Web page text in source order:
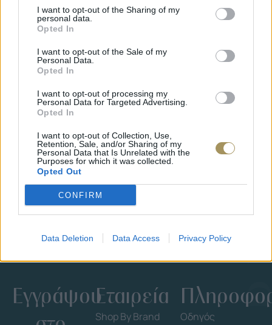
I want to opt-out of the Sharing of my
personal data.
Opted In
I want to opt-out of the Sale of my
Personal Data.
Opted In
I want to opt-out of processing my
Personal Data for Targeted Advertising.
Opted In
I want to opt-out of Collection, Use,
Retention, Sale, and/or Sharing of my
Personal Data that Is Unrelated with the
Purposes for which it was collected.
Opted Out
CONFIRM
Data Deletion Data Access Privacy Policy
ΜΟΝΌΠΕΤΡΟ ΔΑΧΤΥΛΊΔΙ ΜΕ
ΔΙΑΜΆΝΤΙ 0.35CT
€1.737€
ΕγγράψουΕταιρεία
Shop By Brand
Οδηγός